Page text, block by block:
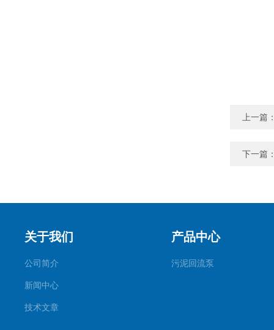
上一篇
下一篇
关于我们
公司简介
新闻中心
技术文章
产品中心
污泥回流泵